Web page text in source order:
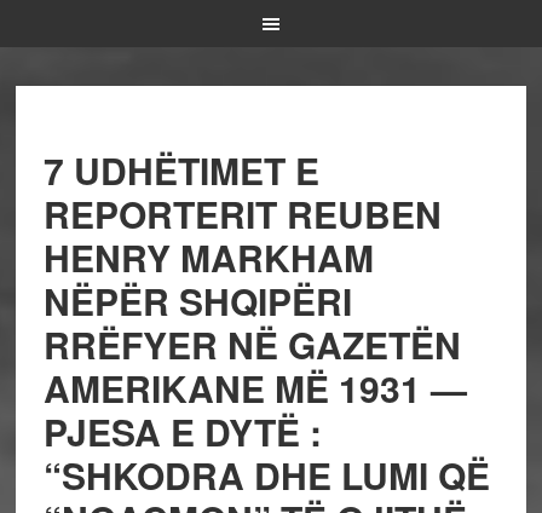
7 UDHËTIMET E
REPORTERIT REUBEN
HENRY MARKHAM
NËPËR SHQIPËRI
RRËFYER NË GAZETËN
AMERIKANE MË 1931 —
PJESA E DYTË :
“SHKODRA DHE LUMI QË